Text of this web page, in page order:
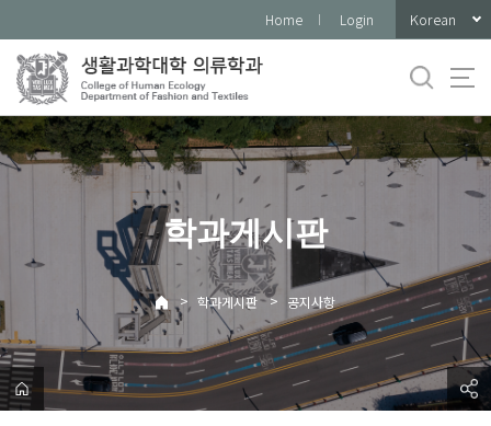
로
메
뉴
Home Login Korean
학과게시판
> 학과게시판 > 공지사항